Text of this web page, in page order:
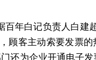
年白记负责人白建
顾客主动索要发票的
还为企业开通电子发